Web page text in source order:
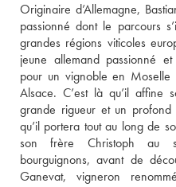
Originaire d’Allemagne,
passionné dont le parcours
grandes régions viticoles
jeune allemand passionné et
pour un vignoble en
Alsace. C’est là qu’il affine
grande rigueur et un
qu’il portera tout au long de
son frère Christoph au
bourguignons, avant de
Ganevat, vigneron